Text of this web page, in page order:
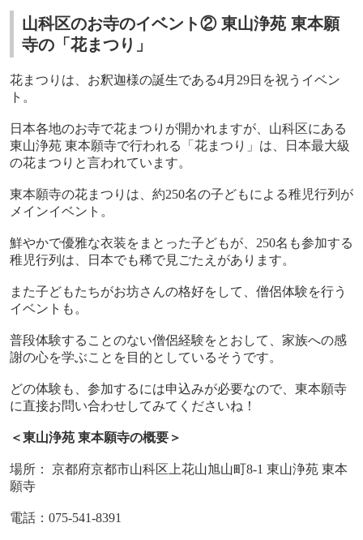
山科区のお寺のイベント② 東山浄苑 東本願
寺の「花まつり」
花まつりは、お釈迦様の誕生である4月 29日を祝うイベン
ト。
日本各地のお寺で花まつりが開かれますが、山科区にある
東山浄苑 東本願寺で行われる「花まつり」は、日本最大級
の花まつりと言われています。
東本願寺の花まつりは、約250名の子どもによる稚児行列が
メインイベント。
鮮やかで優雅な衣装をまとった子どもが、 250名も参加する
稚児行列は、日本でも稀で見ごたえがあります。
また子どもたちがお坊さんの格好をして、僧侶体験を行う
イベントも。
普段体験することのない僧侶経験をとおして、家族への感
謝の心を学ぶことを目的としているそうです。
どの体験も、参加するには申込みが必要なので、東本願寺
に直接お問い合わせしてみてくださいね！
＜東山浄苑 東本願寺の概要＞
場所： 京都府京都市山科区上花山旭山町8-1 東山浄苑 東本
願寺
電話： 075-541-8391